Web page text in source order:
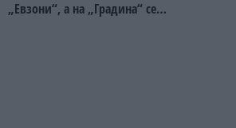
„Евзони“, а на „Градина“ се